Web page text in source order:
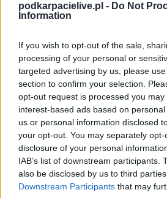
podkarpacielive.pl - Do Not
Information
If you wish to opt-out of the sale,
processing of your personal or
targeted advertising by us, please
section to confirm your selection.
opt-out request is processed you may
interest-based ads based on
us or personal information disclosed
your opt-out. You may separately
disclosure of your personal
IAB’s list of downstream participants.
also be disclosed by us to third
Downstream Participants that may
Kolbuszowej Dolnej kroczą od
Mielec.
2017-05-29 14:53
Wisłoka Dębica nie musiała grać aby